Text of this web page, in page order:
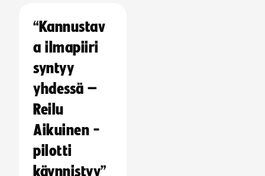
“Kannustav
a ilmapiiri
syntyy
yhdessä –
Reilu
Aikuinen -
pilotti
käynnistyy”